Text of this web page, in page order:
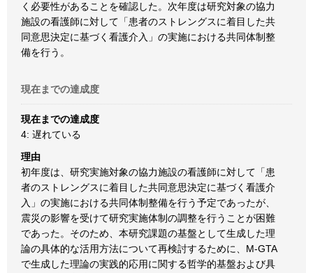
く必要性があることを確認した。次年度は研究対象の協力
施設の看護師に対して「患者のストレングスに着目した共
同意思決定に基づく看護介入」の実施における共同体制整
備を行う。
現在までの達成度
現在までの達成度
4: 遅れている
理由
初年度は、研究実施対象の協力施設の看護師に対して「患
者のストレングスに着目した共同意思決定に基づく看護介
入」の実施における共同体制整備を行う予定であったが、
震災の影響を受けて研究実施体制の調整を行うことが困難
であった。そのため、本研究課題の基盤として生成した理
論の具体的な活用方法について再検討するために、M-GTA
で生成した理論の実践的応用に関する哲学的基盤および具